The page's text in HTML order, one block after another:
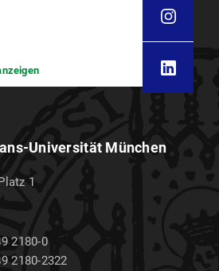
Universität München
1
2180-0
2180-2322